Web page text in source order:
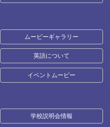
ムービーギャラリー
英語について
イベントムービー
学校説明会情報